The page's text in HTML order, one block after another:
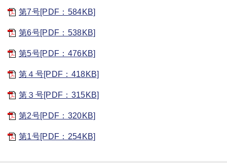
第7号[PDF：584KB]
第6号[PDF：538KB]
第5号[PDF：476KB]
第４号[PDF：418KB]
第３号[PDF：315KB]
第2号[PDF：320KB]
第1号[PDF：254KB]